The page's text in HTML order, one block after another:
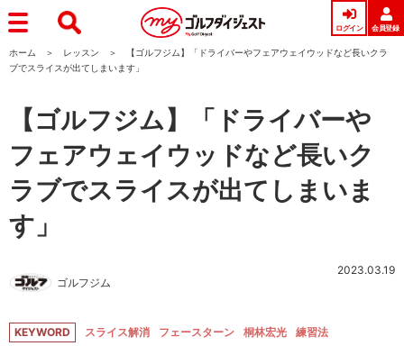
ログイン 会員登録
ホーム レッスン
【ゴルフジム】「ドライバーやフェアウェイウッドなど長いクラ
ブでスライスが出てしまいます」
【ゴルフジム】「ドライバーや
フェアウェイウッドなど長いク
ラブでスライスが出てしまいま
す」
ゴルフジム
2023.03.19
KEYWORD スライス解消 フェースターン 桐林宏光 練習法